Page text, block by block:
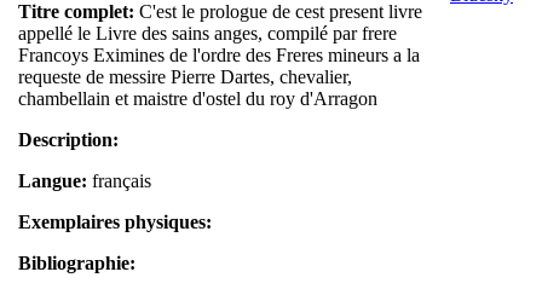
Titre complet: C'est le prologue de cest present livre
appellé le Livre des sains anges, compilé par frere
Francoys Eximines de l'ordre des Freres mineurs a la
requeste de messire Pierre Dartes, chevalier,
chambellain et maistre d'ostel du roy d'Arragon
Description:
Langue: français
Exemplaires physiques:
Bibliographie: